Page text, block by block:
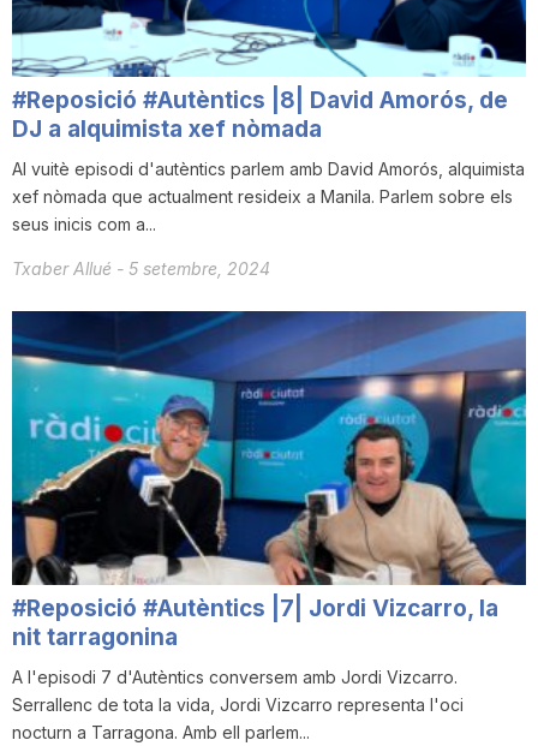
#Reposició #Autèntics |8| David Amorós, de
DJ a alquimista xef nòmada
Al vuitè episodi d'autèntics parlem amb David Amorós, alquimista
xef nòmada que actualment resideix a Manila. Parlem sobre els
seus inicis com a...
Txaber Allué - 5 setembre, 2024
#Reposició #Autèntics |7| Jordi Vizcarro, la
nit tarragonina
A l'episodi 7 d'Autèntics conversem amb Jordi Vizcarro.
Serrallenc de tota la vida, Jordi Vizcarro representa l'oci
nocturn a Tarragona. Amb ell parlem...